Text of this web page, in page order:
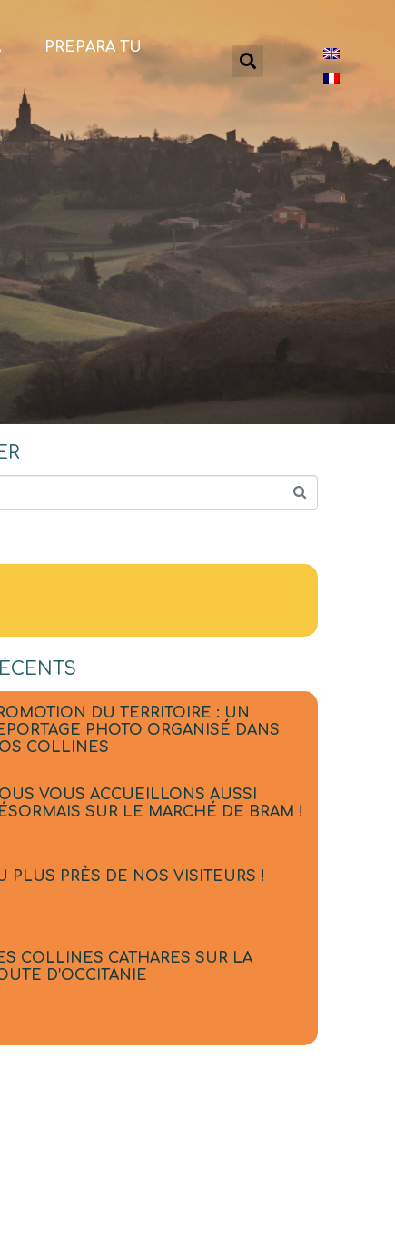
PREPARA TU
DU TERRITOIRE : UN
PHOTO ORGANISÉ DANS
COLLINES
VOUS ACCUEILLONS AUSSI
SUR LE MARCHÉ DE BRAM !
PLUS PRÈS DE NOS VISITEURS !
COLLINES CATHARES SUR LA
D’OCCITANIE